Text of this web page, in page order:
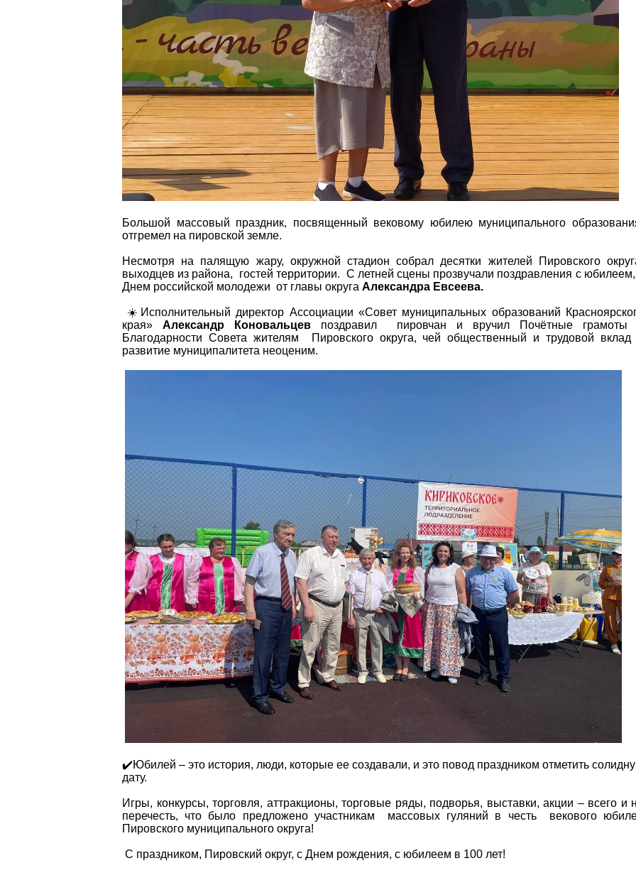
Большой массовый праздник, посвященный вековому юбилею муниципального
отгремел на пировской земле.
Несмотря на палящую жару, окружной стадион собрал десятки жителей Пировского
выходцев из района, гостей территории. С летней сцены прозвучали поздравления с
Днем российской молодежи от главы округа Александра Евсеева.
☀️Исполнительный директор Ассоциации «Совет муниципальных образований
края» Александр Коновальцев поздравил пировчан и вручил Почётные грамоты
Благодарности Совета жителям Пировского округа, чей общественный и трудовой вклад
развитие муниципалитета неоценим.
✔️Юбилей – это история, люди, которые ее создавали, и это повод праздником отметить
дату.
Игры, конкурсы, торговля, аттракционы, торговые ряды, подворья, выставки, акции – всего и
перечесть, что было предложено участникам массовых гуляний в честь векового
Пировского муниципального округа!
С праздником, Пировский округ, с Днем рождения, с юбилеем в 100 лет!